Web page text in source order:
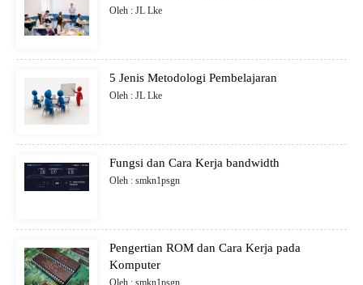
Oleh : JL Lke
5 Jenis Metodologi Pembelajaran
Oleh : JL Lke
Fungsi dan Cara Kerja bandwidth
Oleh : smkn1psgn
Pengertian ROM dan Cara Kerja pada
Komputer
Oleh : smkn1psgn